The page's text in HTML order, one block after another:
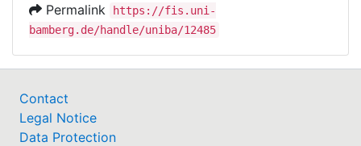
Permalink
https://fis.uni-
bamberg.de/handle/uniba/12485
Contact
Legal Notice
Data Protection